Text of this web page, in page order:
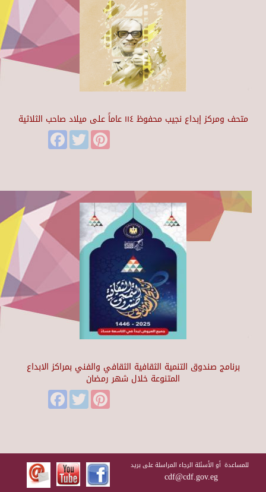
متحف ومركز إبداع نجيب محفوظ ١١٤ عاماً على ميلاد صاحب الثلاثية
FacebookTwitter
برنامج صندوق التنمية الثقافية الثقافي والفني بمراكز الابداع
المتنوعة خلال شهر رمضان
FacebookTwitter
للمساعدة أو الأسئلة الرجاء المراسلة على بريد
cdf@cdf.gov.eg